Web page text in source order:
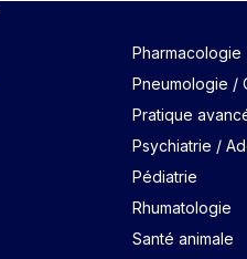
Pharmacologie
Pneumologie /
Pratique
Psychiatrie /
Pédiatrie
Rhumatologie
Santé animale